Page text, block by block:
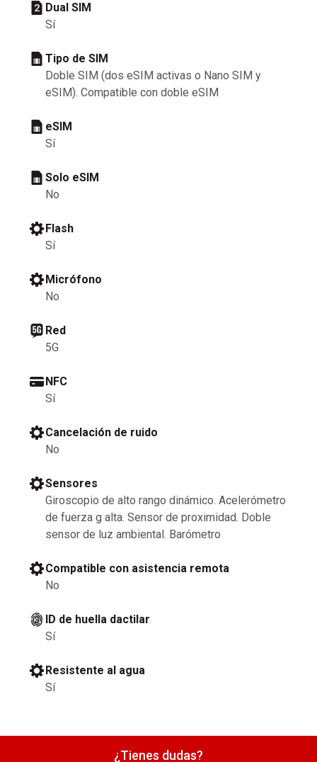
Dual SIM
Sí
Tipo de SIM
Doble SIM (dos eSIM activas o Nano SIM y
eSIM). Compatible con doble eSIM
eSIM
Sí
Solo eSIM
No
Flash
Sí
Micrófono
No
Red
5G
NFC
Sí
Cancelación de ruido
No
Sensores
Giroscopio de alto rango dinámico. Acelerómetro
de fuerza g alta. Sensor de proximidad. Doble
sensor de luz ambiental. Barómetro
Compatible con asistencia remota
No
ID de huella dactilar
Sí
Resistente al agua
Sí
¿Tienes dudas?